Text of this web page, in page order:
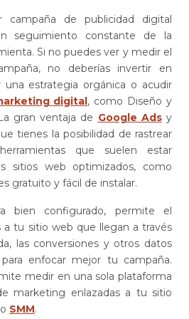
campaña de publicidad digital
seguimiento constante de la
Si no puedes ver y medir el
no deberías invertir en
estrategia orgánica o acudir
digital, como Diseño y
gran ventaja de Google Adsy
tienes la posibilidad de rastrear
que suelen estar
sitios web optimizados, como
gratuito y fácil de instalar.
bien configurado, permite el
tu sitio web que llegan a través
las conversiones y otros datos
enfocar mejor tu campaña.
medir en una sola plataforma
marketing enlazadas a tu sitio
SMM.